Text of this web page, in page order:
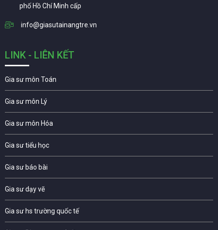
phố Hồ Chí Minh cấp
info@giasutainangtre.vn
LINK - LIÊN KẾT
Gia sư môn Toán
Gia sư môn Lý
Gia sư môn Hóa
Gia sư tiểu học
Gia sư báo bài
Gia sư dạy vẽ
Gia sư hs trường quốc tế